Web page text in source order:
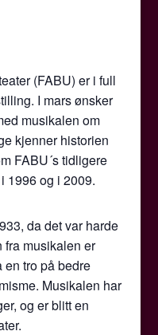
(FABU) er i full
I mars ønsker
musikalen om
kjenner historien
FABU´s tidligere
1996 og i 2009.
da det var harde
fra musikalen er
en tro på bedre
Musikalen har
og er blitt en